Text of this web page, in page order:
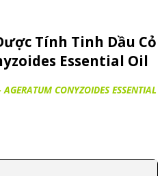
Tính Tinh Dầu Cỏ
Essential Oil
CONYZOIDES ESSENTIAL